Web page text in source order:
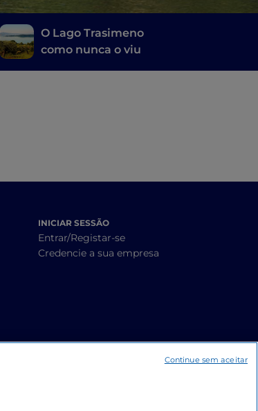
O Lago Trasimeno
como nunca o viu
INICIAR SESSÃO
Entrar/Registar-se
Credencie a sua empresa
Continue sem aceitar